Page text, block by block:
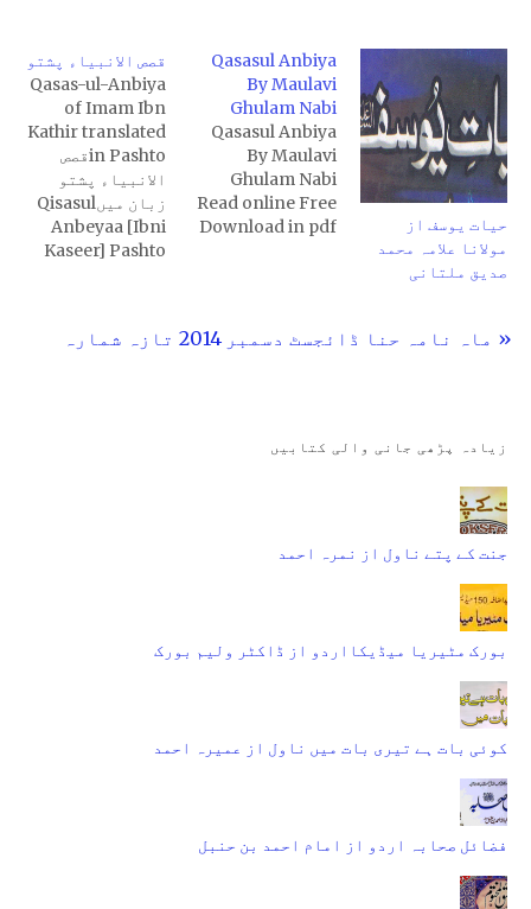
قصص الانبیاء پشتو
Qasas-ul-Anbiya
of Imam Ibn
Kathir translated
in Pashtoقصص
الانبیاء پشتو
زبان میںQisasul
Anbeyaa [Ibni
Kaseer] Pashto
Qasasul Anbiya
By Maulavi
Ghulam Nabi
Qasasul Anbiya
By Maulavi
Ghulam Nabi
Read online Free
Download in pdf
حیات یوسف از
مولانا علامہ محمد
صدیق ملتانی
« ماہ نامہ حنا ڈائجسٹ دسمبر 2014 تازہ شمارہ
زیادہ پڑھی جانی والی کتابیں
جنت کے پتے ناول از نمرہ احمد
بورک مٹیریا میڈیکااردو از ڈاکٹر ولیم بورک
کوئی بات ہے تیری بات میں ناول از عمیرہ احمد
فضائل صحابہ اردو از امام احمد بن حنبل